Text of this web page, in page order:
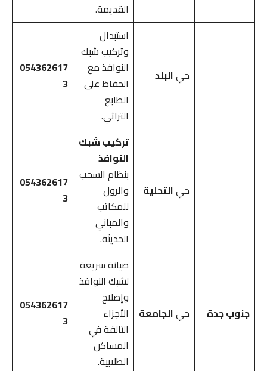
القديمة.
حيالبلد
استبدال
وتركيب شبك
النوافذ مع
الحفاظ على
الطابع
التراثي.
054362617
3
حيالتحلية
تركيب شبك
النوافذ
بنظام السحب
والرول
للمكاتب
والمباني
الحديثة.
054362617
3
جنوب جدة حيالجامعة
صيانة سريعة
لشبك النوافذ
وإصلاح
الأجزاء
التالفة في
المساكن
الطلابية.
054362617
3